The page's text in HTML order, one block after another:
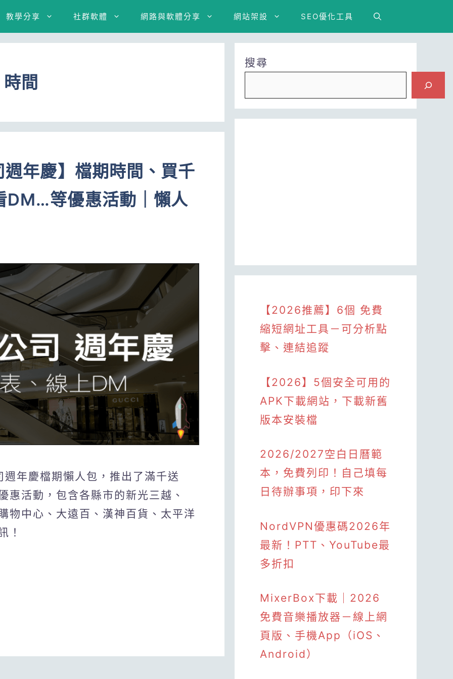
教學分享 社群軟體 網路與軟體分享 網站架設 SEO優化工具
間
年慶】檔期時間、買千
DM…等優惠活動｜懶人
年慶檔期懶人包，推出了滿千送
惠活動，包含各縣市的新光三越、
物中心、大遠百、漢神百貨、太平洋
！
搜尋
【2026推薦】6個 免費
縮短網址工具－可分析點
擊、連結追蹤
【2026】5個安全可用的
APK下載網站，下載新舊
版本安裝檔
2026/2027空白日曆範
本，免費列印！自己填每
日待辦事項，印下來
NordVPN優惠碼2026年
最新！PTT、YouTube最
多折扣
MixerBox下載｜2026
免費音樂播放器－線上網
頁版、手機App（iOS、
Android）